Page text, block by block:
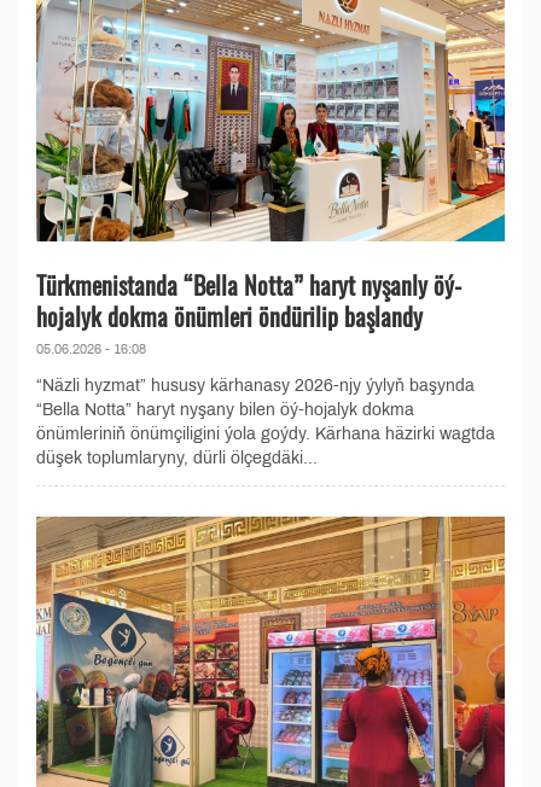
Türkmenistanda “Bella Notta” haryt nyşanly öý-
hojalyk dokma önümleri öndürilip başlandy
05.06.2026 - 16:08
“Näzli hyzmat” hususy kärhanasy 2026-njy ýylyň başynda
“Bella Notta” haryt nyşany bilen öý-hojalyk dokma
önümleriniň önümçiligini ýola goýdy. Kärhana häzirki wagtda
düşek toplumlaryny, dürli ölçegdäki...